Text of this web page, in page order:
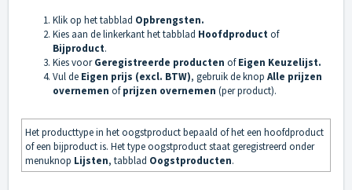
Klik op het tabblad Opbrengsten.
Kies aan de linkerkant het tabblad Hoofdproductof
Bijproduct.
Kies voorGeregistreerde producten ofEigen Keuzelijst.
Vul de Eigen prijs (excl. BTW), gebruik de knop Alle prijzen
overnemen ofprijzen overnemen (per product).
Het producttype in het oogstproduct bepaald of het een hoofdproduct
of een bijproduct is. Het type oogstproduct staat geregistreerd onder
menuknop Lijsten, tabblad Oogstproducten.